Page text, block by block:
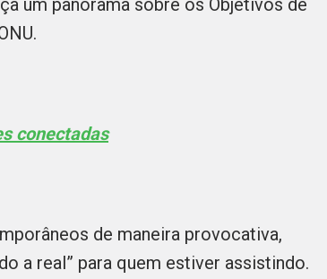
um panorama sobre os Objetivos de
conectadas
de maneira provocativa,
a real” para quem estiver assistindo.